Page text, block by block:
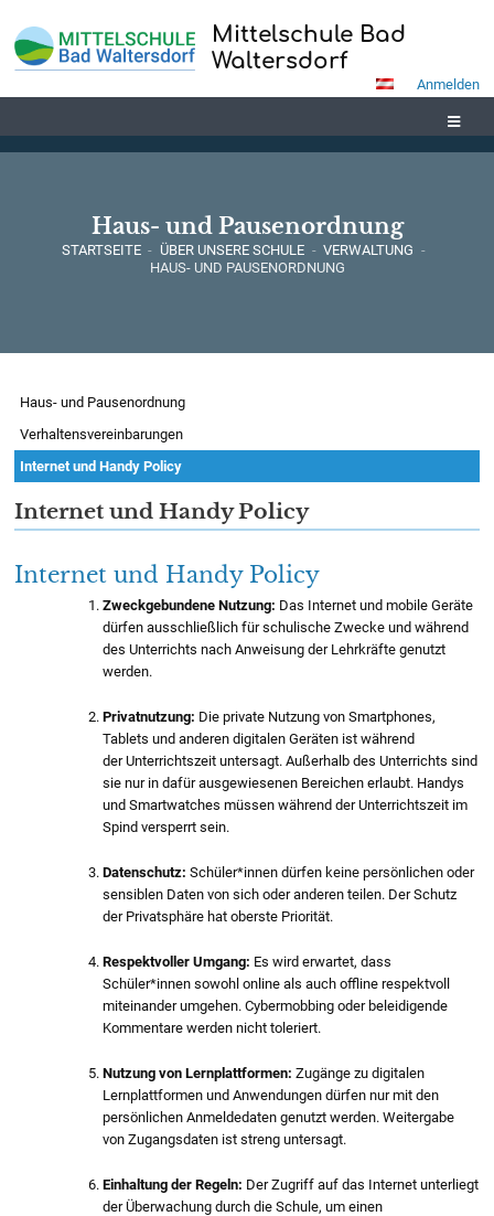
Mittelschule Bad
Waltersdorf
Anmelden
Haus- und Pausenordnung
STARTSEITE - ÜBER UNSERE SCHULE - VERWALTUNG -
HAUS- UND PAUSENORDNUNG
Haus-
und
Pausenordnung
Haus- und Pausenordnung
Verhaltensvereinbarungen
Internet und Handy Policy
Internet und Handy Policy
Internet und Handy Policy
Zweckgebundene Nutzung: Das Internet und mobile Geräte
dürfen ausschließlich für schulische Zwecke und während
des Unterrichts nach Anweisung der Lehrkräfte genutzt
werden.
Privatnutzung: Die private Nutzung von Smartphones,
Tablets und anderen digitalen Geräten ist während
der Unterrichtszeit untersagt. Außerhalb des Unterrichts sind
sie nur in dafür ausgewiesenen Bereichen erlaubt. Handys
und Smartwatches müssen während der Unterrichtszeit im
Spind versperrt sein.
Datenschutz: Schüler*innen dürfen keine persönlichen oder
sensiblen Daten von sich oder anderen teilen. Der Schutz
der Privatsphäre hat oberste Priorität.
Respektvoller Umgang: Es wird erwartet, dass
Schüler*innen sowohl online als auch offline respektvoll
miteinander umgehen. Cybermobbing oder beleidigende
Kommentare werden nicht toleriert.
Nutzung von Lernplattformen: Zugänge zu digitalen
Lernplattformen und Anwendungen dürfen nur mit den
persönlichen Anmeldedaten genutzt werden. Weitergabe
von Zugangsdaten ist streng untersagt.
Einhaltung der Regeln: Der Zugriff auf das Internet unterliegt
der Überwachung durch die Schule, um einen